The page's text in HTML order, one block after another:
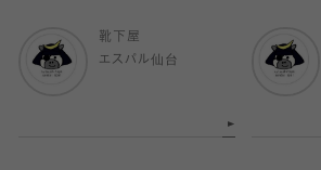
靴下屋
エスパル仙台